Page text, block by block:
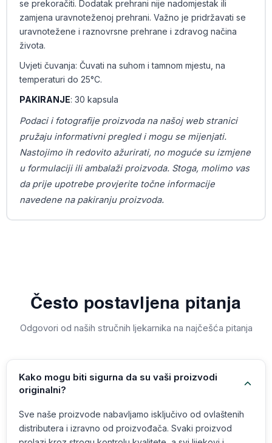
se prekoračiti. Dodatak prehrani nije nadomjestak ili
zamjena uravnoteženoj prehrani. Važno je pridržavati se
uravnotežene i raznovrsne prehrane i zdravog načina
života.
Uvjeti čuvanja: Čuvati na suhom i tamnom mjestu, na
temperaturi do 25°C.
PAKIRANJE: 30 kapsula
Podaci i fotografije proizvoda na našoj web stranici
pružaju informativni pregled i mogu se mijenjati.
Nastojimo ih redovito ažurirati, no moguće su izmjene
u formulaciji ili ambalaži proizvoda. Stoga, molimo vas
da prije upotrebe provjerite točne informacije
navedene na pakiranju proizvoda.
Često postavljena pitanja
Odgovori od naših stručnih ljekarnika na najčešća pitanja
Kako mogu biti sigurna da su vaši proizvodi
originalni?
Sve naše proizvode nabavljamo isključivo od ovlaštenih
distributera i izravno od proizvođača. Svaki proizvod